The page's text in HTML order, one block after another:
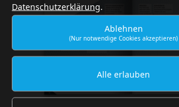
Datenschutzerklärung.
Ablehnen
(Nur notwendige Cookies akzeptieren)
Alle erlauben